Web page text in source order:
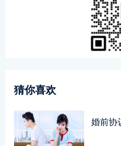
猜你喜欢
婚前协